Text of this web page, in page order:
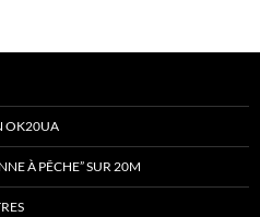
OK20UA
À PÊCHE” SUR 20M